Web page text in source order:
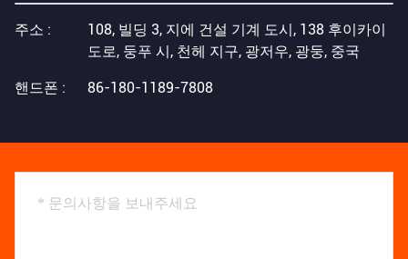
주소 :
108, 빌딩 3, 지에 건설 기계 도시, 138 후이카이
도로, 둥푸 시, 천헤 지구, 광저우, 광둥, 중국
핸드폰 : 86-180-1189-7808